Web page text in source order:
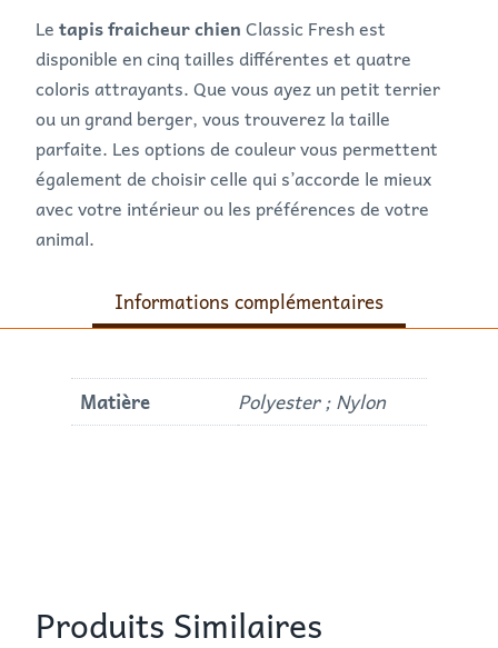
Letapis fraicheur chienClassic Fresh est
disponible en cinq tailles différentes et quatre
coloris attrayants. Que vous ayez un petit terrier
ou un grand berger, vous trouverez la taille
parfaite. Les options de couleur vous permettent
également de choisir celle qui s’accorde le mieux
avec votre intérieur ou les préférences de votre
animal.
Informations complémentaires
Matière Polyester ; Nylon
Produits Similaires